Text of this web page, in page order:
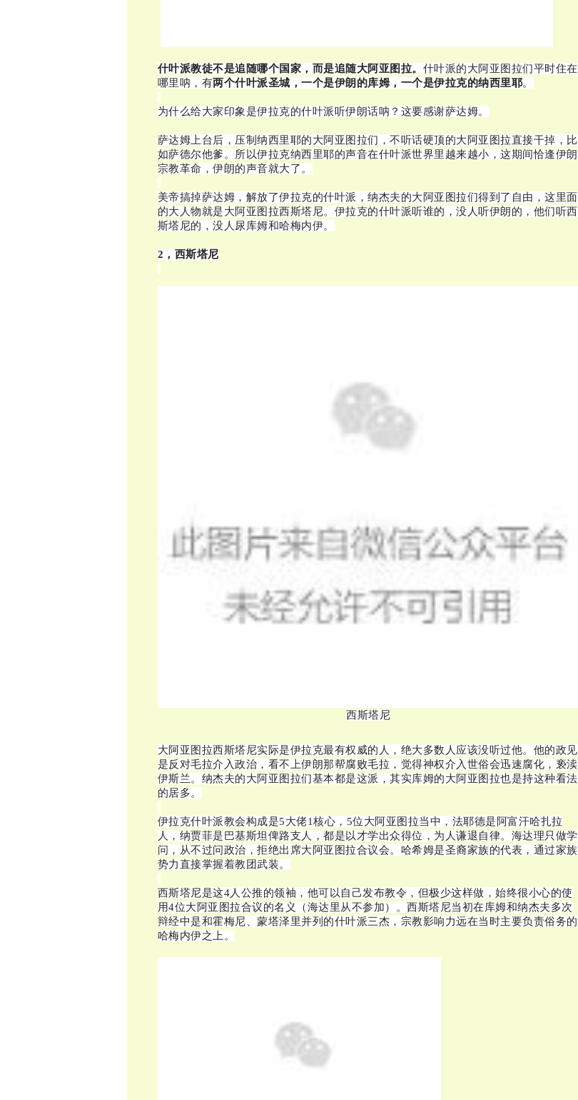
什叶派教徒不是追随哪个国家，而是追随大阿亚图拉。 什叶派的大阿亚图拉们平时住在
哪里呐，有两个什叶派圣城，一个是伊朗的库姆，一个是伊拉克的纳西里耶。
为什么给大家印象是伊拉克的什叶派听伊朗话呐？这要感谢萨达姆。
萨达姆上台后，压制纳西里耶的大阿亚图拉们，不听话硬顶的大阿亚图拉直接干掉，比
如萨德尔他爹。所以伊拉克纳西里耶的声音在什叶派世界里越来越小，这期间恰逢伊朗
宗教革命，伊朗的声音就大了。
美帝搞掉萨达姆，解放了伊拉克的什叶派，纳杰夫的大阿亚图拉们得到了自由，这里面
的大人物就是大阿亚图拉西斯塔尼。伊拉克的什叶派听谁的，没人听伊朗的，他们听西
斯塔尼的，没人尿库姆和哈梅内伊。
2，西斯塔尼
西斯塔尼
大阿亚图拉西斯塔尼实际是伊拉克最有权威的人，绝大多数人应该没听过他。他的政见
是反对毛拉介入政治，看不上伊朗那帮腐败毛拉，觉得神权介入世俗会迅速腐化，亵渎
伊斯兰。纳杰夫的大阿亚图拉们基本都是这派，其实库姆的大阿亚图拉也是持这种看法
的居多。
伊拉克什叶派教会构成是5大佬1核心，5位大阿亚图拉当中，法耶德是阿富汗哈扎拉
人 ，纳贾菲是巴基斯坦俾路支人，都是以才学出众得位，为人谦退自律。 海达理只做学
问，从不过问政治，拒绝出席大阿亚图拉合议会。 哈希姆是圣裔家族的代表，通过家族
势力直接掌握着教团武装。
西斯塔尼是这4人公推的领袖，他可以自己发布教令，但极少这样做，始终很小心的使
用4位大阿亚图拉合议的名义（海达里从不参加）。 西斯塔尼当初在库姆和纳杰夫多次
辩经中是和霍梅尼、蒙塔泽里并列的什叶派三杰，宗教影响力远在当时主要负责俗务的
哈梅内伊之上。